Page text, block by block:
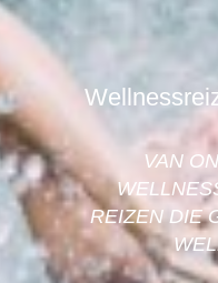
VAN
REIZEN DIE